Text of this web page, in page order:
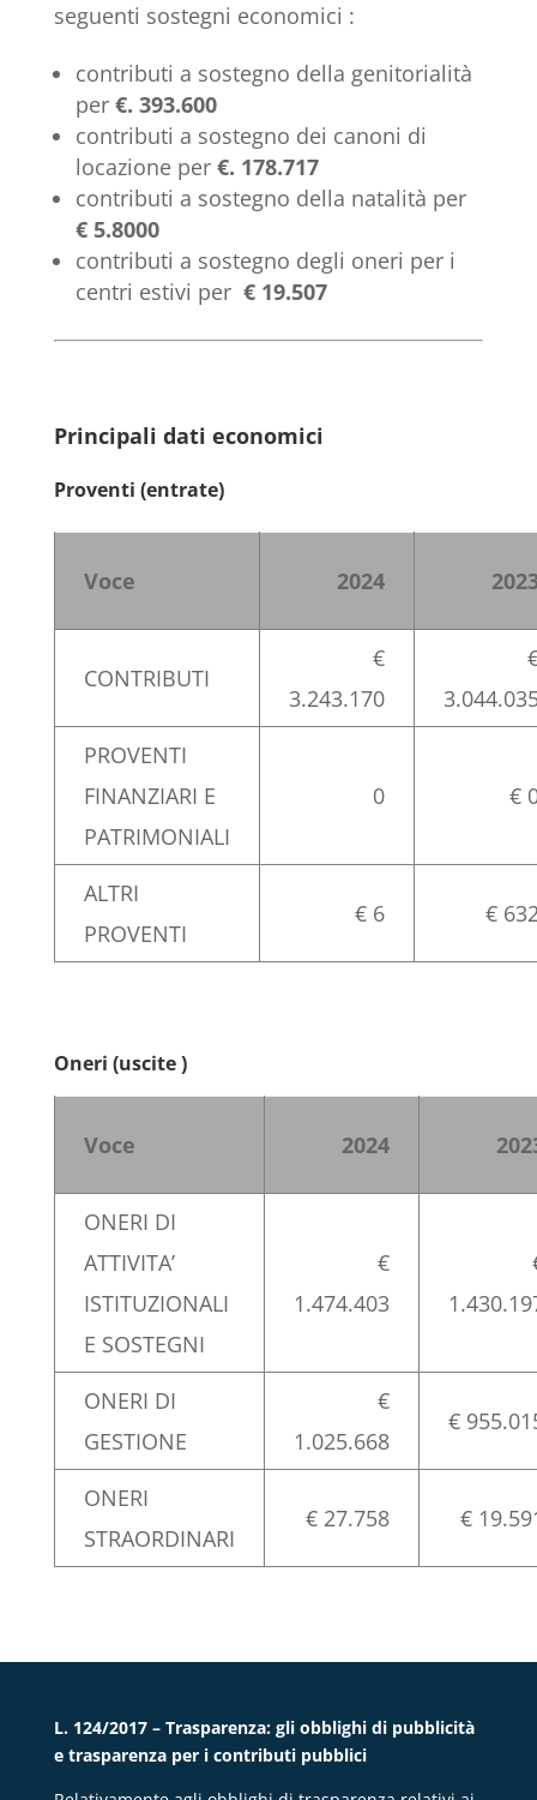
seguenti sostegni economici :
contributi a sostegno della genitorialità
per €. 393.600
contributi a sostegno dei canoni di
locazione per €. 178.717
contributi a sostegno della natalità per
€ 5.8000
contributi a sostegno degli oneri per i
centri estivi per € 19.507
Principali dati economici
Proventi (entrate)
Voce 2024
CONTRIBUTI
€
3.243.170
PROVENTI
FINANZIARI E
PATRIMONIALI
0 €
ALTRI
PROVENTI
€ 6 €
Oneri (uscite )
Voce 2024
ONERI DI
ATTIVITA’
ISTITUZIONALI
E SOSTEGNI
€
1.474.403
ONERI DI
GESTIONE
€
1.025.668
€
ONERI
STRAORDINARI
€ 27.758 €
L. 124/2017 – Trasparenza: gli obblighi di pubblicità
e trasparenza per i contributi pubblici